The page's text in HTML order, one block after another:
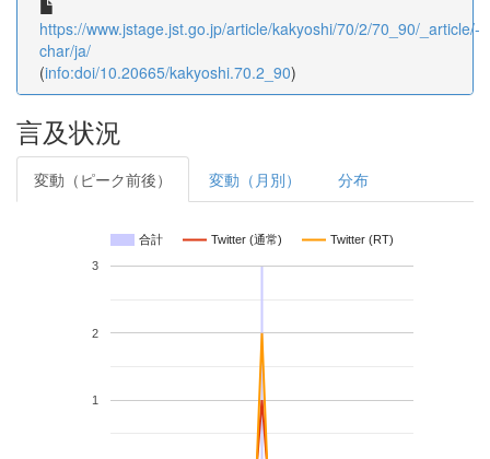
https://www.jstage.jst.go.jp/article/kakyoshi/70/2/70_90/_article/-
char/ja/
(info:doi/10.20665/kakyoshi.70.2_90)
言及状況
変動（ピーク前後） 変動（月別） 分布
合計 Twitter (通常) Twitter (RT)
1
2
3